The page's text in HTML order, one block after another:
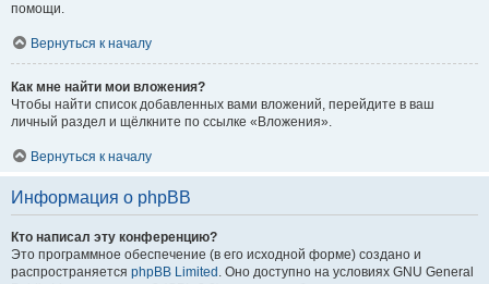
помощи.
Вернуться к началу
Как мне найти мои вложения?
Чтобы найти список добавленных вами вложений, перейдите в ваш
личный раздел и щёлкните по ссылке «Вложения».
Вернуться к началу
Информация о phpBB
Кто написал эту конференцию?
Это программное обеспечение (в его исходной форме) создано и
распространяется phpBB Limited . Оно доступно на условиях GNU General